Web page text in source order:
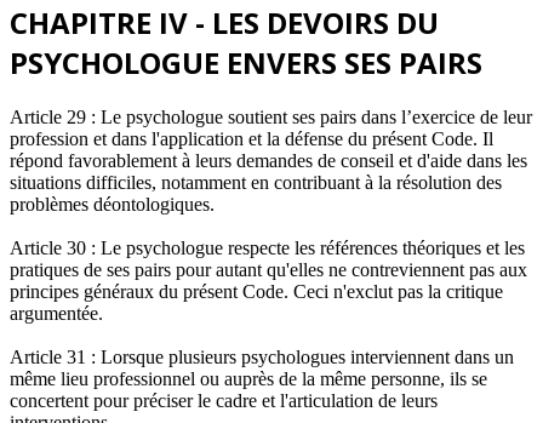
CHAPITRE IV - LES DEVOIRS DU
PSYCHOLOGUE ENVERS SES PAIRS
Article 29 : Le psychologue soutient ses pairs dans l’exercice de leur
profession et dans l'application et la défense du présent Code. Il
répond favorablement à leurs demandes de conseil et d'aide dans les
situations difficiles, notamment en contribuant à la résolution des
problèmes déontologiques.
Article 30 : Le psychologue respecte les références théoriques et les
pratiques de ses pairs pour autant qu'elles ne contreviennent pas aux
principes généraux du présent Code. Ceci n'exclut pas la critique
argumentée.
Article 31 : Lorsque plusieurs psychologues interviennent dans un
même lieu professionnel ou auprès de la même personne, ils se
concertent pour préciser le cadre et l'articulation de leurs